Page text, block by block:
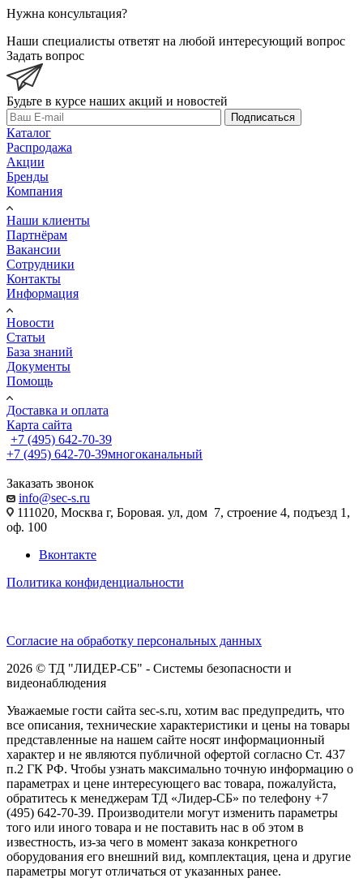
Нужна консультация?
Наши специалисты ответят на любой интересующий вопрос
Задать вопрос
Будьте в курсе наших акций и новостей
Подписаться
Каталог
Распродажа
Акции
Бренды
Компания
Наши клиенты
Партнёрам
Вакансии
Сотрудники
Контакты
Информация
Новости
Статьи
База знаний
Документы
Помощь
Доставка и оплата
Карта сайта
+7 (495) 642-70-39
+7 (495) 642-70-39многоканальный
Заказать звонок
info@sec-s.ru
111020, Москва г, Боровая. ул, дом 7, строение 4, подъезд 1,
оф. 100
Вконтакте
Политика конфиденциальности
Согласие на обработку персональных данных
2026 © ТД "ЛИДЕР-СБ" - Системы безопасности и
видеонаблюдения
Уважаемые гости сайта sec-s.ru, хотим вас предупредить, что
все описания, технические характеристики и цены на товары
представленные на нашем сайте носят информационный
характер и не являются публичной офертой согласно Ст. 437
п.2 ГК РФ. Чтобы узнать максимально точную информацию о
параметрах и цене интересующего вас товара, пожалуйста,
обратитесь к менеджерам ТД «Лидер-СБ» по телефону +7
(495) 642-70-39. Производители могут изменить параметры
того или иного товара и не поставить нас в об этом в
известность, из-за чего в момент заказа конкретного
оборудования его внешний вид, комплектация, цена и другие
параметры могут отличаться от указанных ранее.